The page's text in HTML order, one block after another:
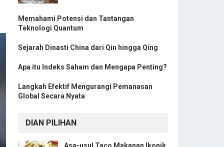
Memahami Potensi dan Tantangan
Teknologi Quantum
Sejarah Dinasti China dari Qin hingga Qing
Apa itu Indeks Saham dan Mengapa Penting?
Langkah Efektif Mengurangi Pemanasan
Global Secara Nyata
DIAN PILIHAN